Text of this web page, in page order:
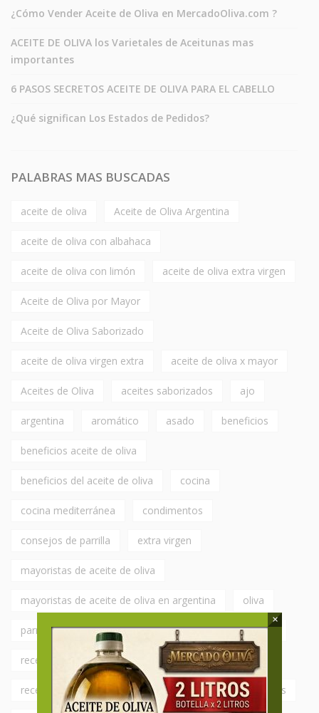
¿Cómo Vender Aceite de Oliva en MercadoOliva.com ?
ACEITE DE OLIVA los Varietales de Aceitunas mas
importantes
6 PASOS SECRETOS ACEITE DE OLIVA PARA EL CABELLO
¿Qué significan Los Estados de Pedidos?
PALABRAS MAS BUSCADAS
aceite de oliva Aceite de Oliva Argentina
aceite de oliva con albahaca
aceite de oliva con limón aceite de oliva extra virgen
Aceite de Oliva por Mayor
Aceite de Oliva Saborizado
aceite de oliva virgen extra aceite de oliva x mayor
Aceites de Oliva aceites saborizados ajo
argentina aromático asado beneficios
beneficios aceite de oliva
beneficios del aceite de oliva cocina
cocina mediterránea condimentos
consejos de parrilla extra virgen
mayoristas de aceite de oliva
mayoristas de aceite de oliva en argentina oliva
parrilla receta receta ensaladas Recetas
recetas caseras Recetas con Aceite de Oliva
recetas faciles recetas italianas recetas rapidas
×